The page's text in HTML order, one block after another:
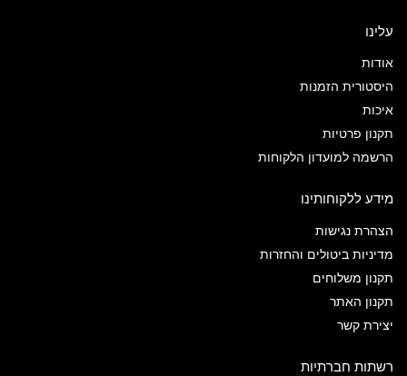
עלינו
אודות
היסטורית הזמנות
איכות
תקנון פרטיות
הרשמה למועדון הלקוחות
מידע ללקוחותינו
הצהרת נגישות
מדיניות ביטולים והחזרות
תקנון משלוחים
תקנון האתר
יצירת קשר
רשתות חברתיות